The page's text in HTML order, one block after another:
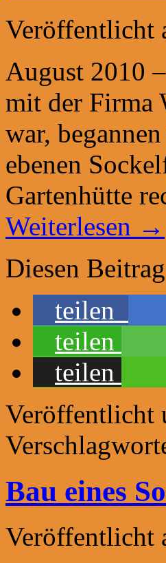
Veröffentlicht
August 2010
mit der Firma
war,
ebenen
Gartenhütte
Weiterlesen →
Diesen
teilen
teilen
teilen
Veröffentlicht
Bau eines
Veröffentlicht